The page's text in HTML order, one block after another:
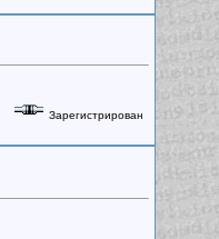
Зарегистрирован